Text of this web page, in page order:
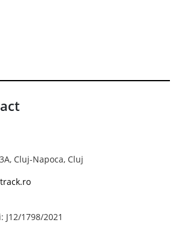
Cluj-Napoca, Cluj
1798/2021